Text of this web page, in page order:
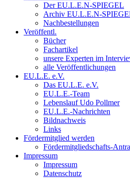
Der EU.L.E.N-SPIEGEL
Archiv EU.L.E.N-
Nachbestellungen
Veröffentl.
Bücher
Fachartikel
unsere Experten im
alle Veröffentlichungen
EU.L.E. e.V.
Das EU.L.E. e.V.
EU.L.E.-Team
Lebenslauf Udo Pollmer
EU.L.E.-Nachrichten
Bildnachweis
Links
Fördermitglied werden
Fördermitgliedschafts-
Impressum
Impressum
Datenschutz